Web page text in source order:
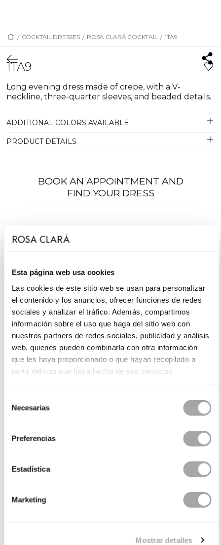
Esta página web usa cookies
Las cookies de este sitio web se usan para personalizar
el contenido y los anuncios, ofrecer funciones de redes
sociales y analizar el tráfico. Además, compartimos
información sobre el uso que haga del sitio web con
nuestros partners de redes sociales, publicidad y análisis
web, quienes pueden combinarla con otra información
que les haya proporcionado o que hayan recopilado a
partir del uso que haya hecho de sus servicios.
Necesarias
Preferencias
Estadística
Marketing
Mostrar detalles
/ COCKTAIL DRESSES / ROSA CLARÁ COCKTAIL / 1TA9
1TA9
Long evening dress made of crepe, with a V-
neckline, three-quarter sleeves, and beaded details.
ADDITIONAL COLORS AVAILABLE
PRODUCT DETAILS
BOOK AN APPOINTMENT AND
FIND YOUR DRESS